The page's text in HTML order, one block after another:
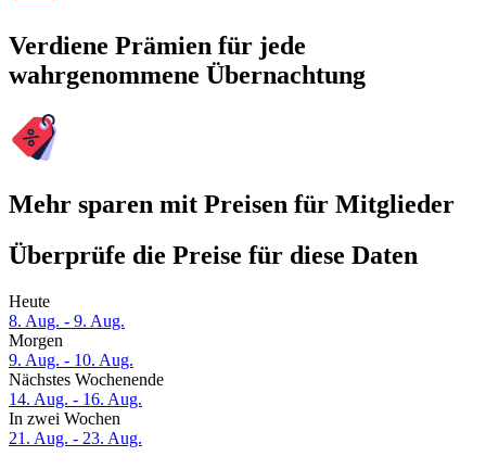
Verdiene Prämien für jede
wahrgenommene Übernachtung
Mehr sparen mit Preisen für Mitglieder
Überprüfe die Preise für diese Daten
Heute
8. Aug. - 9. Aug.
Morgen
9. Aug. - 10. Aug.
Nächstes Wochenende
14. Aug. - 16. Aug.
In zwei Wochen
21. Aug. - 23. Aug.